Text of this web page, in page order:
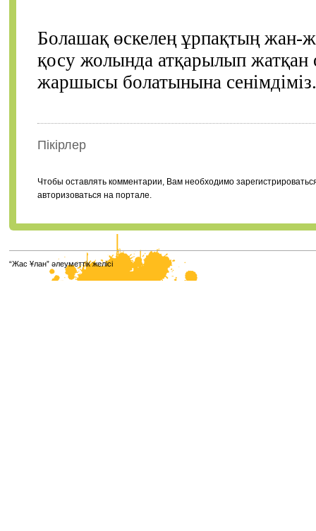
Болашақ өскелең ұрпақтың жан-
қосу жолында атқарылып жатқан
жаршысы болатынына сенімдіміз.
Пікірлер
Чтобы оставлять комментарии, Вам необходимо
авторизоваться на портале.
“Жас Ұлан” әлеуметтік желісі